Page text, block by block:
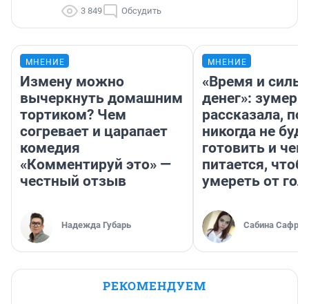
3 849 Обсудить
МНЕНИЕ
Измену можно
вычеркнуть домашним
тортиком? Чем
согревает и царапает
комедия
«Комментируй это» —
честный отзыв
Надежда Губарь
МНЕНИЕ
«Время и
денег»:
рассказала,
никогда не
готовить и чем
питается,
умереть от
Сабина
РЕКОМЕНДУЕМ